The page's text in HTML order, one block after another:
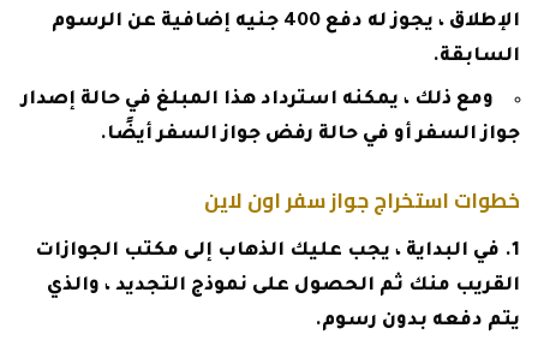
الإطلاق ، يجوز له دفع 400 جنيه إضافية عن الرسوم
السابقة.
ومع ذلك ، يمكنه استرداد هذا المبلغ في حالة إصدار
جواز السفر أو في حالة رفض جواز السفر أيضًا.
خطوات استخراج جواز سفر اون لاين
في البداية ، يجب عليك الذهاب إلى مكتب الجوازات
القريب منك ثم الحصول على نموذج التجديد ، والذي
يتم دفعه بدون رسوم.